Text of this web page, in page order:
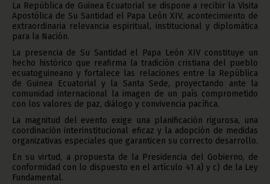
La República de Guinea Ecuatorial se dispone a recibir la Visita
Apostólica de Su Santidad el Papa León XIV, acontecimiento de
extraordinaria relevancia espiritual, institucional y diplomática
para la Nación.
La presencia de Su Santidad el Papa León XIV constituye un
hecho histórico que reafirma la tradición cristiana del pueblo
ecuatoguineano y fortalece las relaciones entre la República
de Guinea Ecuatorial y la Santa Sede, proyectando ante la
comunidad internacional la imagen de un país comprometido
con los valores de paz, diálogo y convivencia pacífica.
La magnitud del evento exige una planificación rigurosa, una
coordinación interinstitucional eficaz y la adopción de medidas
organizativas especiales que garanticen su correcto desarrollo.
En su virtud, a propuesta de la Presidencia del Gobierno, de
conformidad con lo dispuesto en el artículo 41 a) y c) de la Ley
Fundamental.